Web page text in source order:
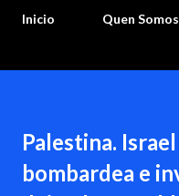
Inicio Quen
Palestina.
bombardea e